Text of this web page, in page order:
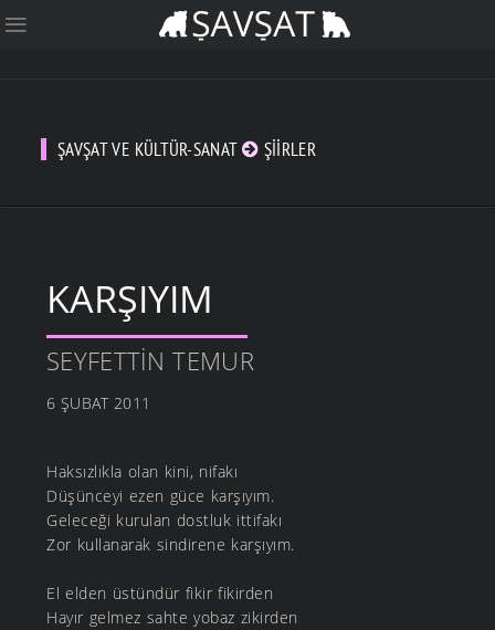
ŞAVŞAT VE KÜLTÜR-SANAT ŞIIRLER
KARŞIYIM
SEYFETTIN TEMUR
6 ŞUBAT 2011
Haksızlıkla olan kini, nifakı
Düşünceyi ezen güce karşıyım.
Geleceği kurulan dostluk ittifakı
Zor kullanarak sindirene karşıyım.
El elden üstündür fikir fikirden
Hayır gelmez sahte yobaz zikirden